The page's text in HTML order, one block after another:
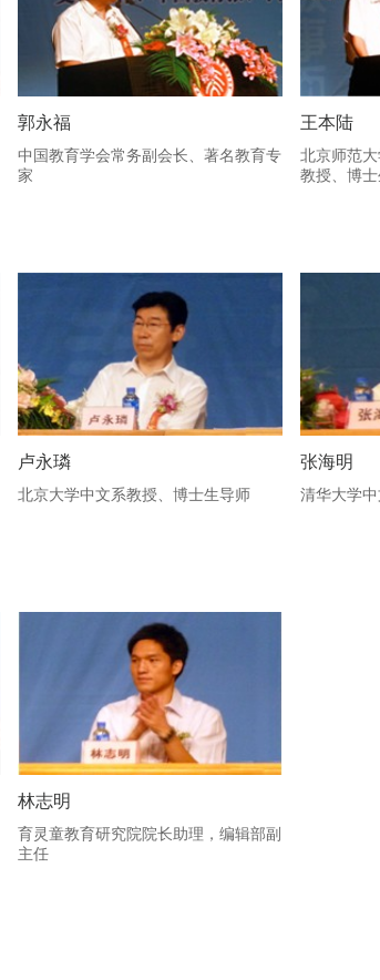
郭永福
中国教育学会常务副会长、著名教育专
家
王本陆
北京师范大
教授、博
卢永璘
北京大学中文系教授、博士生导师
张海明
清华大学
林志明
育灵童教育研究院院长助理，编辑部副
主任